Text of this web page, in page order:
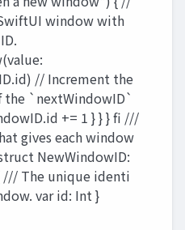
window with
// Increment the
`nextWindowID`
+= 1 } } } fi ///
gives each window
NewWindowID:
The unique identi
var id: Int }